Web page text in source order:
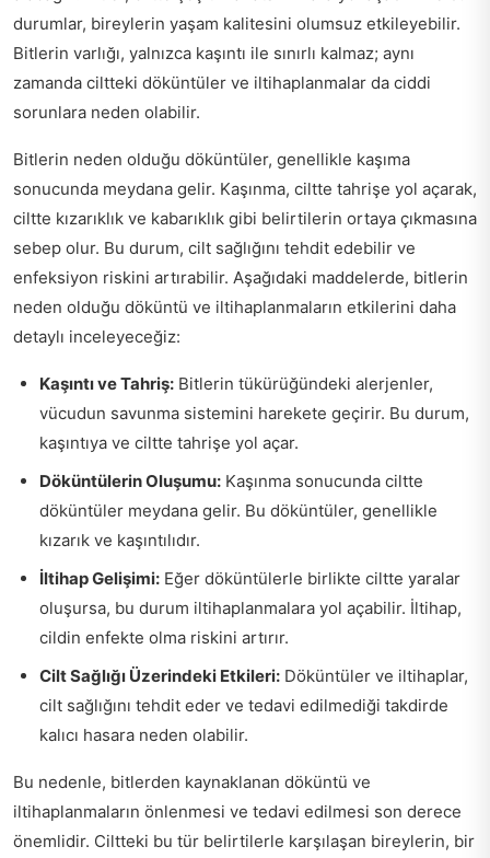
durumlar, bireylerin yaşam kalitesini olumsuz etkileyebilir.
Bitlerin varlığı, yalnızca kaşıntı ile sınırlı kalmaz; aynı
zamanda ciltteki döküntüler ve iltihaplanmalar da ciddi
sorunlara neden olabilir.
Bitlerin neden olduğu döküntüler, genellikle kaşıma
sonucunda meydana gelir. Kaşınma, ciltte tahrişe yol açarak,
ciltte kızarıklık ve kabarıklık gibi belirtilerin ortaya çıkmasına
sebep olur. Bu durum, cilt sağlığını tehdit edebilir ve
enfeksiyon riskini artırabilir. Aşağıdaki maddelerde, bitlerin
neden olduğu döküntü ve iltihaplanmaların etkilerini daha
detaylı inceleyeceğiz:
Kaşıntı ve Tahriş: Bitlerin tükürüğündeki alerjenler,
vücudun savunma sistemini harekete geçirir. Bu durum,
kaşıntıya ve ciltte tahrişe yol açar.
Döküntülerin Oluşumu: Kaşınma sonucunda ciltte
döküntüler meydana gelir. Bu döküntüler, genellikle
kızarık ve kaşıntılıdır.
İltihap Gelişimi: Eğer döküntülerle birlikte ciltte yaralar
oluşursa, bu durum iltihaplanmalara yol açabilir. İltihap,
cildin enfekte olma riskini artırır.
Cilt Sağlığı Üzerindeki Etkileri: Döküntüler ve iltihaplar,
cilt sağlığını tehdit eder ve tedavi edilmediği takdirde
kalıcı hasara neden olabilir.
Bu nedenle, bitlerden kaynaklanan döküntü ve
iltihaplanmaların önlenmesi ve tedavi edilmesi son derece
önemlidir. Ciltteki bu tür belirtilerle karşılaşan bireylerin, bir